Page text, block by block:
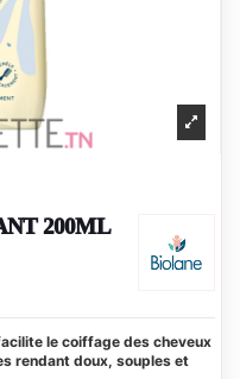
200ML
le coiffage des cheveux
rendant doux, souples et